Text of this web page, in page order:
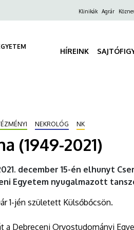
FelsőKlinikák Agrár
HÍREINK
NEKROLÓG NK
(1949-2021)
december 15-én elhunyt
Egyetem nyugalmazott
1-jén született Külsőbőcsön.
a Debreceni Orvostudományi